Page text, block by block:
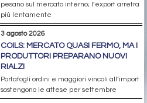
pesano sul mercato interno; l’export arretra
più lentamente
3 agosto 2026
COILS: MERCATO QUASI FERMO, MA I
PRODUTTORI PREPARANO NUOVI
RIALZI
Portafogli ordini e maggiori vincoli all’import
sostengono le attese per settembre